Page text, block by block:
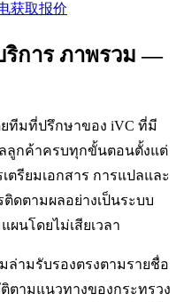
获取报价
การ ภาพรวม —
ยทีมที่ปรึกษาของ iVC ที่มี
ลูกค้าครบทุกขั้นตอนตั้งแต่
ตรียมเอกสาร การแปลและ
ดตามผลอย่างเป็นระบบ
ผนโดยไม่เสียเวลา
ล่ามรับรองตรงตามรายชื่อ
ตามแนวทางของกระทรวง